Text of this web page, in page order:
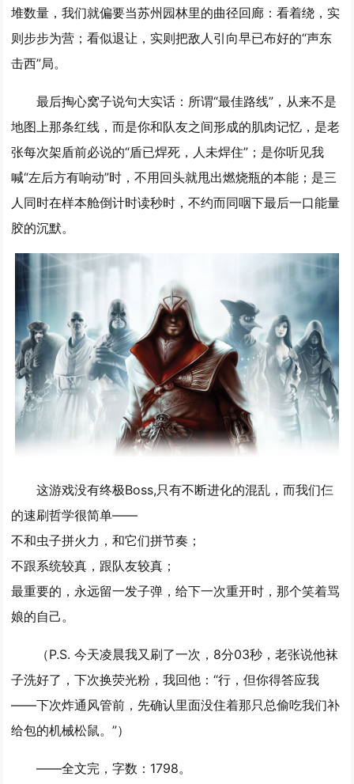
堆数量，我们就偏要当苏州园林里的曲径回廊：看着绕，实
则步步为营；看似退让，实则把敌人引向早已布好的“声东
击西”局。
最后掏心窝子说句大实话：所谓“最佳路线”，从来不是
地图上那条红线，而是你和队友之间形成的肌肉记忆，是老
张每次架盾前必说的“盾已焊死，人未焊住”；是你听见我
喊“左后方有响动”时，不用回头就甩出燃烧瓶的本能；是三
人同时在样本舱倒计时读秒时，不约而同咽下最后一口能量
胶的沉默。
这游戏没有终极Boss,只有不断进化的混乱，而我们仨
的速刷哲学很简单——
不和虫子拼火力，和它们拼节奏；
不跟系统较真，跟队友较真；
最重要的，永远留一发子弹，给下一次重开时，那个笑着骂
娘的自己。
（P.S. 今天凌晨我又刷了一次，8分03秒，老张说他袜
子洗好了，下次换荧光粉，我回他：“行，但你得答应我
——下次炸通风管前，先确认里面没住着那只总偷吃我们补
给包的机械松鼠。”）
——全文完，字数：1798。